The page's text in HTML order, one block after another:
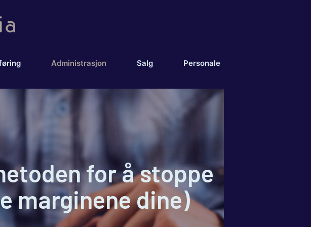
Administrasjon Salg Personale
for å stoppe
marginene dine)